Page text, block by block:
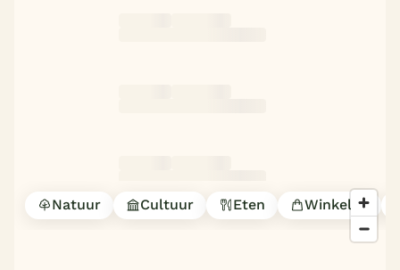
Natuur Cultuur Eten Winkelen